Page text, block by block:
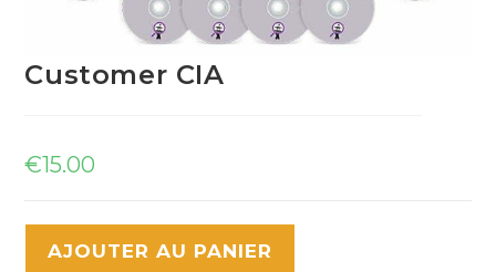
Customer CIA
€15.00
AJOUTER AU PANIER